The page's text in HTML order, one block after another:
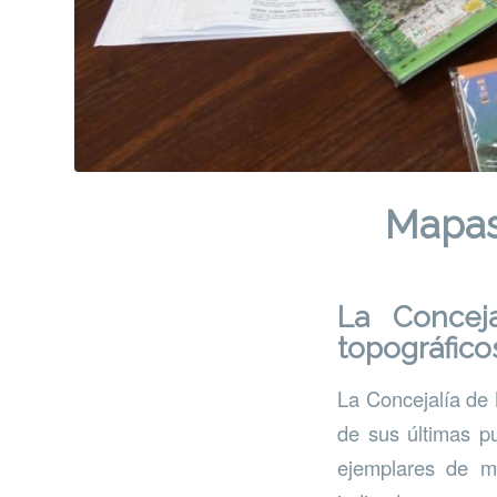
La
La Concejalía
de sus últimas
ejemplares de